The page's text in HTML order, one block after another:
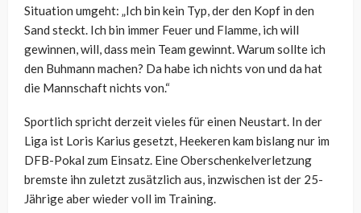
Situation umgeht: „Ich bin kein Typ, der den Kopf in den
Sand steckt. Ich bin immer Feuer und Flamme, ich will
gewinnen, will, dass mein Team gewinnt. Warum sollte ich
den Buhmann machen? Da habe ich nichts von und da hat
die Mannschaft nichts von.“
Sportlich spricht derzeit vieles für einen Neustart. In der
Liga ist Loris Karius gesetzt, Heekeren kam bislang nur im
DFB-Pokal zum Einsatz. Eine Oberschenkelverletzung
bremste ihn zuletzt zusätzlich aus, inzwischen ist der 25-
Jährige aber wieder voll im Training.